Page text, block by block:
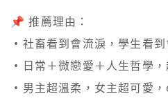
📌 推薦理由：